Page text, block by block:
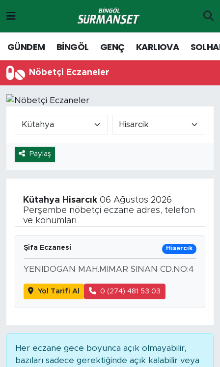
GÜNDEM BİNGÖL GENÇ KARLIOVA
Nöbetçi Eczaneler
Paylaş
Kütahya Hisarcık06 Ağustos 2026
Perşembe nöbetçi eczane adres, telefon
ve konumları
Şifa Eczanesi Hisarcık
YENIDOGAN MAH.MIMAR SINAN CD.NO:4
Yol Tarifi Al 0 (274) 481 53 03
Her eczane gece boyunca açık olmayabilir,
bazıları sadece gerektiğinde açık kalabilir veya
Genç
Solhan
Adaklı-Kiğı
Yayladere-Yedisu
Siyaset
Spor
Sağlık
Hava Durumu
Merkez Hava Durumu
Merkez Trafik Yoğunluk Haritası
Tüm Manşetler
Son Dakika Haberleri